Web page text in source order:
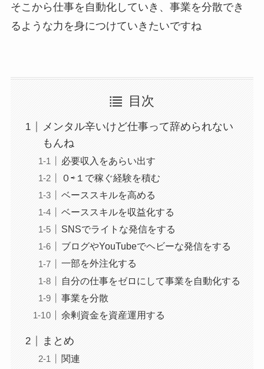
そこから仕事を自動化していき、事業を分散でき
るような力を身につけていきたいですね
目次
メンタル辛いけど仕事って辞められない
もんね
必要収入をあらい出す
０⇨１で稼ぐ経験を積む
ベーススキルを高める
ベーススキルを収益化する
SNSでライトな発信をする
ブログやYouTubeでヘビーな発信をする
一部を外注化する
自分の仕事をゼロにして事業を自動化する
事業を分散
余剰資金を資産運用する
まとめ
関連